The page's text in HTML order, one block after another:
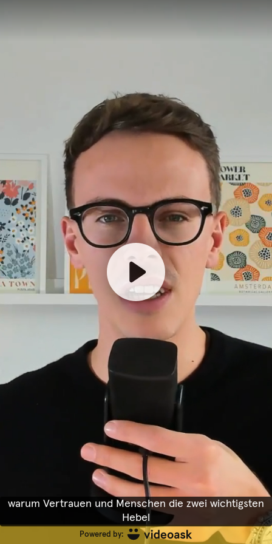
warum Vertrauen und Menschen die zwei wichtigsten
Hebel
Powered by: